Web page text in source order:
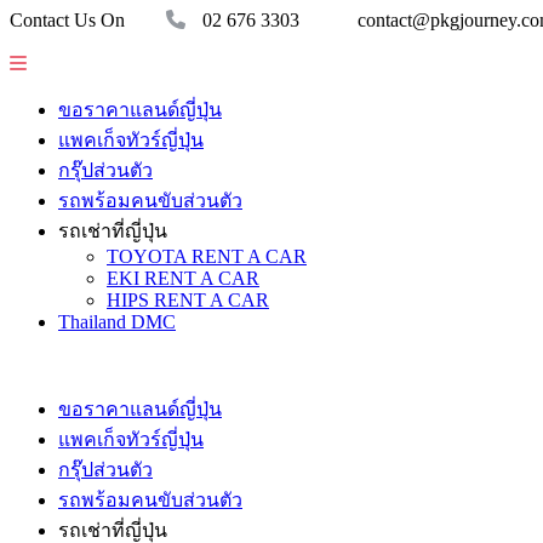
Contact Us On 02 676 3303
ขอราคาแลนด์ญี่ปุ่น
แพคเก็จทัวร์ญี่ปุ่น
กรุ๊ปส่วนตัว
รถพร้อมคนขับส่วนตัว
รถเช่าที่ญี่ปุ่น
TOYOTA RENT A CAR
EKI RENT A CAR
HIPS RENT A CAR
Thailand DMC
ขอราคาแลนด์ญี่ปุ่น
แพคเก็จทัวร์ญี่ปุ่น
กรุ๊ปส่วนตัว
รถพร้อมคนขับส่วนตัว
รถเช่าที่ญี่ปุ่น